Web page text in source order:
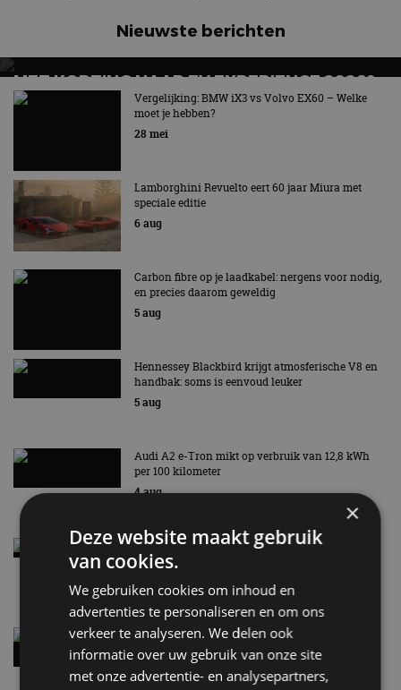
Nieuwste berichten
MET KORTING NAAR EV EXPERIENCE 2026?
AUTORAI REGELT HET!
EV Experience 2026 van 24 tot 26 september
Vergelijking: BMW iX3 vs Volvo EX60 – Welke
moet je hebben?
28 mei
Lamborghini Revuelto eert 60 jaar Miura met
speciale editie
6 aug
Carbon fibre op je laadkabel: nergens voor nodig,
en precies daarom geweldig
5 aug
Hennessey Blackbird krijgt atmosferische V8 en
handbak: soms is eenvoud leuker
5 aug
Audi A2 e-Tron mikt op verbruik van 12,8 kWh
per 100 kilometer
4 aug
Elektrische Geely E2 (tijdelijk) net zo goedkoop
als een Renault Twingo
Vernieuwde Hyundai Ioniq 6 rijdt tot 680
kilometer en wordt goedkoper
4 aug
×
Deze website maakt gebruik
van cookies.
We gebruiken cookies om inhoud en
advertenties te personaliseren en om ons
verkeer te analyseren. We delen ook
informatie over uw gebruik van onze site
met onze advertentie- en analysepartners,